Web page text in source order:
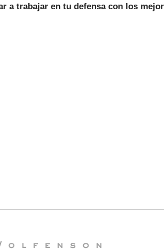
a trabajar en tu defensa con los